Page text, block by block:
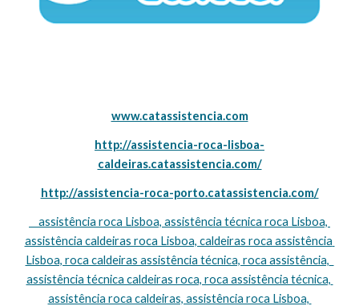
www.catassistencia.com
http://assistencia-roca-lisboa-
caldeiras.catassistencia.com/
http://assistencia-roca-porto.catassistencia.com/
assistência caldeiras roca Lisboa, caldeiras roca assistência
Lisboa, roca caldeiras assistência técnica, roca assistência,
assistência técnica caldeiras roca, roca assistência técnica,
assistência roca caldeiras, assistência roca Lisboa,